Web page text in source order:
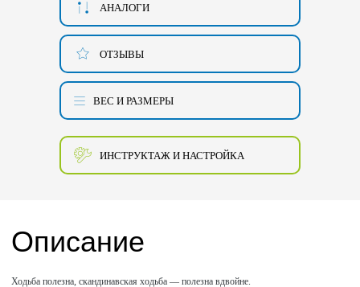
АНАЛОГИ
ОТЗЫВЫ
ВЕС И РАЗМЕРЫ
ИНСТРУКТАЖ И НАСТРОЙКА
Описание
Ходьба полезна, скандинавская ходьба — полезна вдвойне.